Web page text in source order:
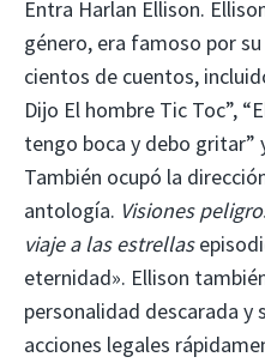
Entra Harlan Ellison.
género, era famoso por
cientos de cuentos,
Dijo El hombre Tic Toc”,
tengo boca y debo gritar”
También ocupó la
antología. Visiones
viaje a las estrellas
eternidad». Ellison
personalidad descarada y
acciones legales